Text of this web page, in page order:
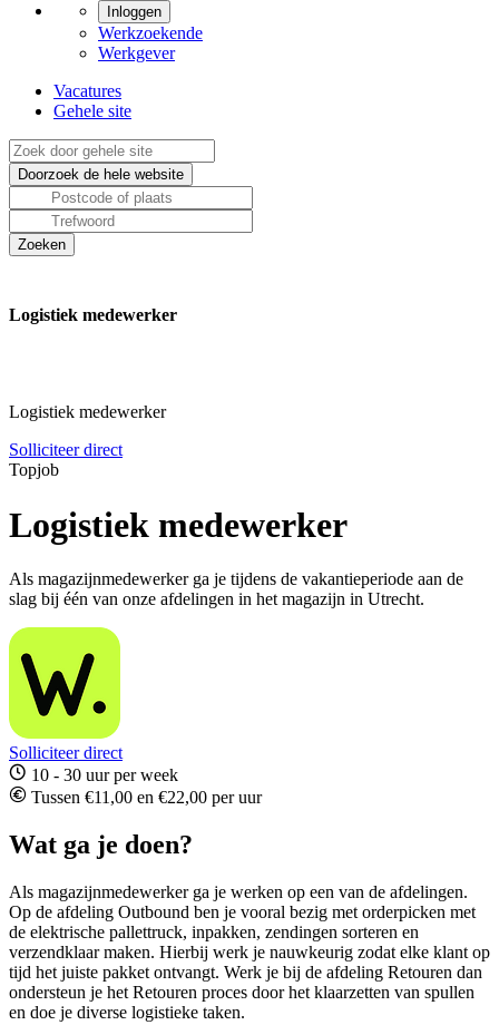
Inloggen
Werkzoekende
Werkgever
Vacatures
Gehele site
Logistiek medewerker
Logistiek medewerker
Solliciteer direct
Topjob
Logistiek medewerker
Als magazijnmedewerker ga je tijdens de vakantieperiode aan de
slag bij één van onze afdelingen in het magazijn in Utrecht.
Solliciteer direct
10 - 30 uur per week
Tussen €11,00 en €22,00 per uur
Wat ga je doen?
Als magazijnmedewerker ga je werken op een van de afdelingen.
Op de afdeling Outbound ben je vooral bezig met orderpicken met
de elektrische pallettruck, inpakken, zendingen sorteren en
verzendklaar maken. Hierbij werk je nauwkeurig zodat elke klant op
tijd het juiste pakket ontvangt. Werk je bij de afdeling Retouren dan
ondersteun je het Retouren proces door het klaarzetten van spullen
en doe je diverse logistieke taken.